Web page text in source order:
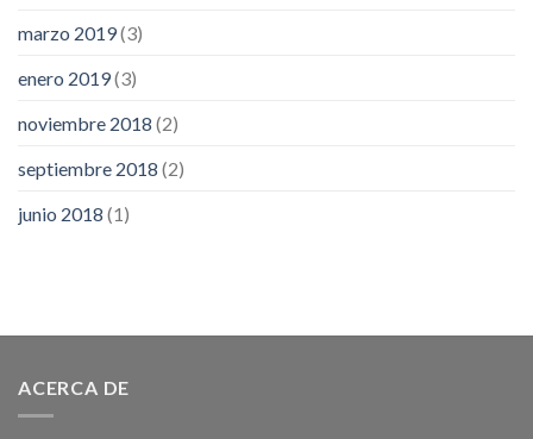
marzo 2019(3)
enero 2019(3)
noviembre 2018 (2)
septiembre 2018 (2)
junio 2018 (1)
ACERCA DE